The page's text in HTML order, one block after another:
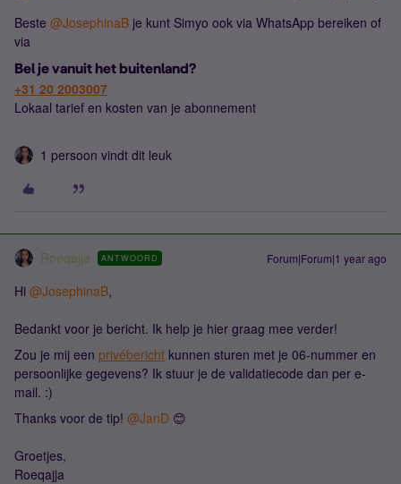
Beste ​ @JosephinaB je kunt Simyo ook via WhatsApp bereiken of
via
Bel je vanuit het buitenland?
+31 20 2003007
Lokaal tarief en kosten van je abonnement
1 persoon vindt dit leuk
Roeqajja ANTWOORD Forum|Forum|1 year ago
Hi ​ @JosephinaB,
Bedankt voor je bericht. Ik help je hier graag mee verder!
Zou je mij een privébericht kunnen sturen met je 06-nummer en
persoonlijke gegevens? Ik stuur je de validatiecode dan per e-
mail. :)
Thanks voor de tip! ​ @JanD 😊
Groetjes,
Roeqajja